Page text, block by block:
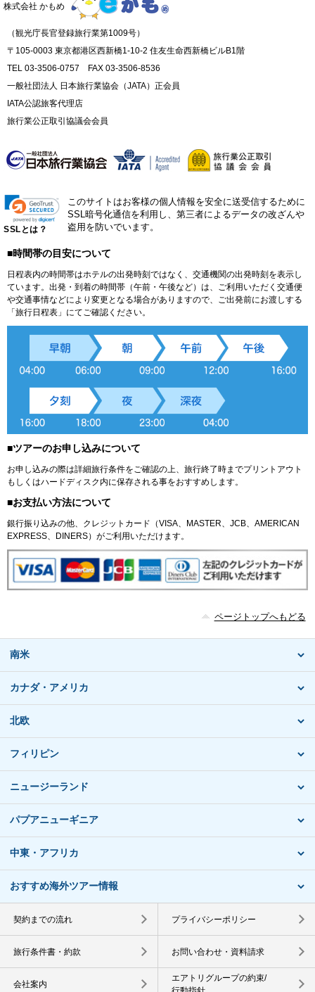
株式会社 かもめ
（観光庁長官登録旅行業第1009号）
〒105-0003 東京都港区西新橋1-10-2 住友生命西新橋ビルB1階
TEL 03-3506-0757 FAX 03-3506-8536
一般社団法人 日本旅行業協会（JATA）正会員
IATA公認旅客代理店
旅行業公正取引協議会会員
SSLとは？
このサイトはお客様の個人情報を安全に送受信するために
SSL暗号化通信を利用し、第三者によるデータの改ざんや
盗用を防いでいます。
■時間帯の目安について
日程表内の時間帯はホテルの出発時刻ではなく、交通機関の出発時刻を表示し
ています。出発・到着の時間帯（午前・午後など）は、ご利用いただく交通便
や交通事情などにより変更となる場合がありますので、ご出発前にお渡しする
「旅行日程表」にてご確認ください。
■ツアーのお申し込みについて
お申し込みの際は詳細旅行条件をご確認の上、旅行終了時までプリントアウト
もしくはハードディスク内に保存される事をおすすめします。
■お支払い方法について
銀行振り込みの他、クレジットカード（VISA、MASTER、JCB、AMERICAN
EXPRESS、DINERS）がご利用いただけます。
ページトップへもどる
南米
カナダ・アメリカ
北欧
フィリピン
ニュージーランド
パプアニューギニア
中東・アフリカ
おすすめ海外ツアー情報
契約までの流れ プライバシーポリシー
旅行条件書・約款 お問い合わせ・資料請求
会社案内
エアトリグループの約束/